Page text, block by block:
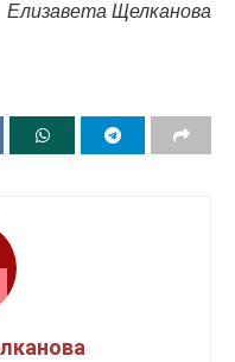
Елизавета Щелканова